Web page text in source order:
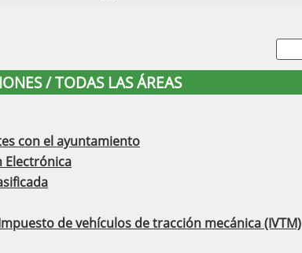
/ TODAS LAS ÁREAS
con el ayuntamiento
Electrónica
de vehículos de tracción mecánica (IVTM)